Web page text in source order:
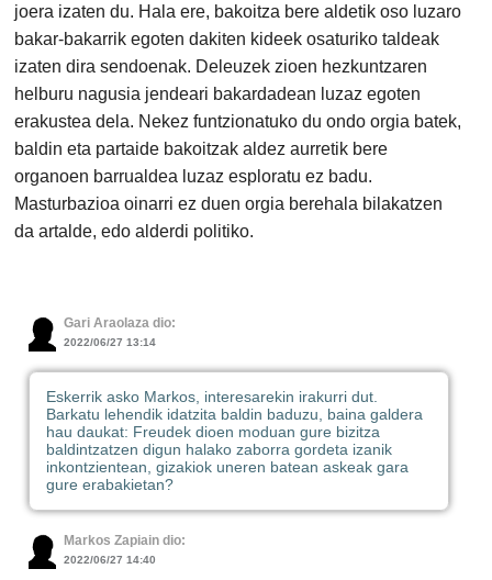
joera izaten du. Hala ere, bakoitza bere aldetik oso luzaro
bakar-bakarrik egoten dakiten kideek osaturiko taldeak
izaten dira sendoenak. Deleuzek zioen hezkuntzaren
helburu nagusia jendeari bakardadean luzaz egoten
erakustea dela. Nekez funtzionatuko du ondo orgia batek,
baldin eta partaide bakoitzak aldez aurretik bere
organoen barrualdea luzaz esploratu ez badu.
Masturbazioa oinarri ez duen orgia berehala bilakatzen
da artalde, edo alderdi politiko.
Gari Araolaza dio:
2022/06/27 13:14
Eskerrik asko Markos, interesarekin irakurri dut.
Barkatu lehendik idatzita baldin baduzu, baina galdera
hau daukat: Freudek dioen moduan gure bizitza
baldintzatzen digun halako zaborra gordeta izanik
inkontzientean, gizakiok uneren batean askeak gara
gure erabakietan?
Markos Zapiain dio:
2022/06/27 14:40